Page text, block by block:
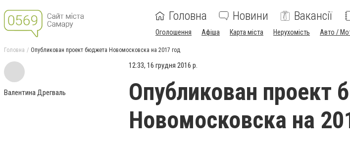
Головна Новини Вакансії
Оголошення Афіша Карта міста Нерухомість Авто /
Головна Опубликован проект бюджета Новомосковска на 2017 год
Валентина Дрегваль
12:33, 16 грудня 2016 р.
Опубликован проект
Новомосковска на